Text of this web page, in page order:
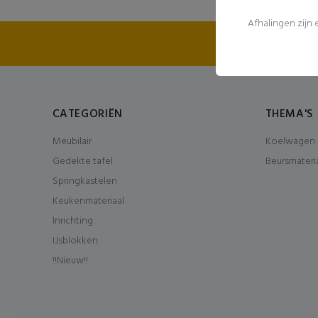
CATEGORIËN
Meubilair
Gedekte tafel
Springkastelen
Keukenmateriaal
Inrichting
IJsblokken
!!Nieuw!!
THEMA'S
Afhalingen zijn